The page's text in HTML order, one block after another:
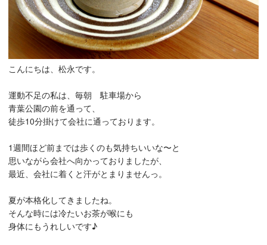
こんにちは、松永です。
運動不足の私は、毎朝 駐車場から
青葉公園の前を通って、
徒歩10分掛けて会社に通っております。
1週間ほど前までは歩くのも気持ちいいな〜と
思いながら会社へ向かっておりましたが、
最近、会社に着くと汗がとまりませんっ。
夏が本格化してきましたね。
そんな時には冷たいお茶が喉にも
身体にもうれしいです♪